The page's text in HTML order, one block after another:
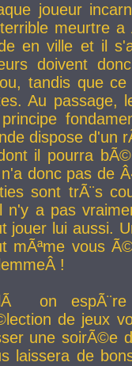
joueur
meurtre
en ville et il
doivent
tandis que
Au passage,
dispose d'un
il pourra
donc pas de
sont trÃ¨s
n'y a pas
jouer lui aussi.
mÃªme vous
!
on
de jeux
une soirÃ©e
laissera de